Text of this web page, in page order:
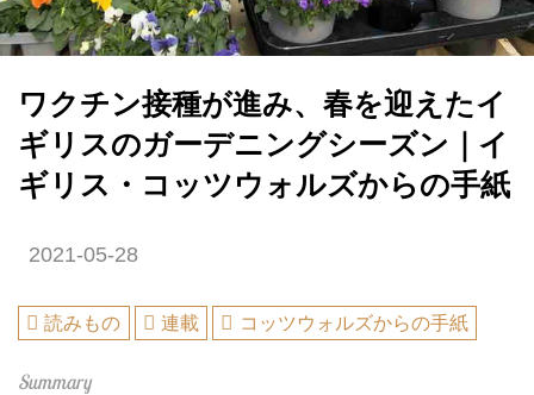
ワクチン接種が進み、春を迎えたイ
ギリスのガーデニングシーズン｜イ
ギリス・コッツウォルズからの手紙
2021-05-28
読みもの 連載 コッツウォルズからの手紙